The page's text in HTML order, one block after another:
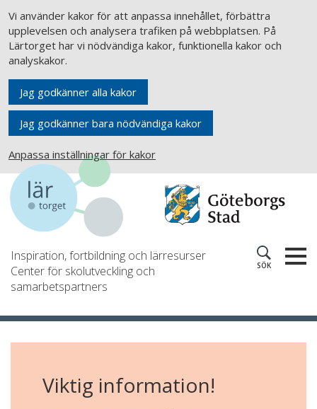
Vi använder kakor för att anpassa innehållet, förbättra
upplevelsen och analysera trafiken på webbplatsen. På
Lärtorget har vi nödvändiga kakor, funktionella kakor och
analyskakor.
Jag godkänner alla kakor
Jag godkänner bara nödvändiga kakor
Anpassa inställningar för kakor
Inspiration, fortbildning och lärresurser
Center för skolutveckling och
samarbetspartners
SÖK
Viktig information!